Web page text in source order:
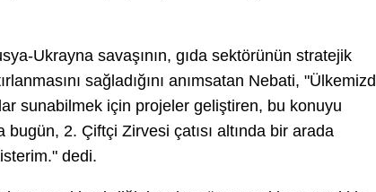
Ukrayna savaşının, gıda sektörünün stratejik
sağladığını anımsatan Nebati,
sunabilmek için projeler geliştiren, bu konuyu
2. Çiftçi Zirvesi çatısı altında bir arada
dedi.